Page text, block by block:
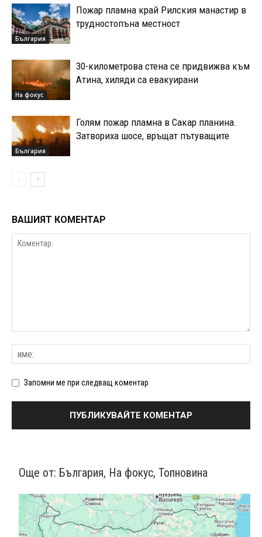
България
Пожар пламна край Рилския манастир в
трудностопъна местност
На фокус
30-километрова стена се придвижва към
Атина, хиляди са евакуирани
България
Голям пожар пламна в Сакар планина.
Затвориха шосе, връщат пътуващите
ВАШИЯТ КОМЕНТАР
Запомни ме при следващ коментар
Още от: България, На фокус, Топновина